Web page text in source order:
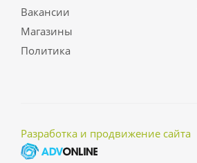
Вакансии
Магазины
Политика
Разработка и продвижение сайта